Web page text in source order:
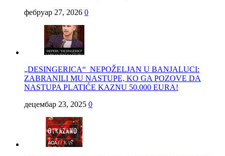
фебруар 27, 2026 0
„DESINGERICA“ NEPOŽELJAN U BANJALUCI:
ZABRANILI MU NASTUPE, KO GA POZOVE DA
NASTUPA PLATIĆE KAZNU 50.000 EURA!
децембар 23, 2025 0